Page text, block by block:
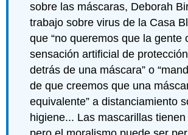
sobre las máscaras, Deborah
trabajo sobre virus de la Casa
que “no queremos que la gente
sensación artificial de
detrás de una máscara” o
de que creemos que una
equivalente” a distanciamiento
higiene... Las mascarillas